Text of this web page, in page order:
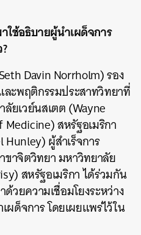
ช้อธิบายผู้นำเผด็จการ
Davin Norrholm) รอง
ละพฤติกรรมประสาทวิทยาที่
ยเวย์นสเตต (Wayne
สหรัฐอเมริกา
ผู้สำเร็จการ
าจิตวิทยา มหาวิทยาลัย
สหรัฐอเมริกา ได้ร่วมกัน
ด้วยความเชื่อมโยงระหว่าง
ด็จการ โดยเผยแพร่ไว้ใน